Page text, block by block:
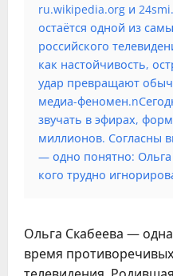
ru.wikipedia.org и
остаётся одной из
российского
как настойчивость,
удар превращают
медиа-
звучать в эфирах,
миллионов. Согласны
— одно понятно: Ольга
кого трудно
Ольга Скабеева —
время